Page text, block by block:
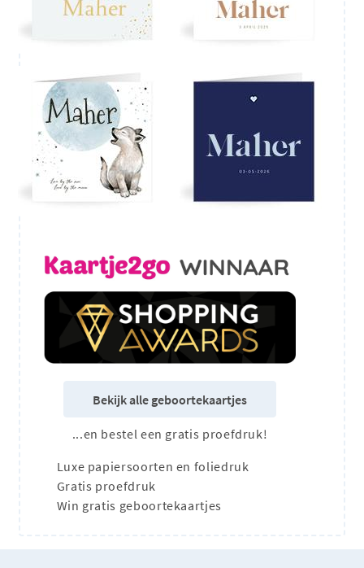
Bekijk alle geboortekaartjes
...en bestel een gratis proefdruk!
Luxe papiersoorten en foliedruk
Gratis proefdruk
Win gratis geboortekaartjes